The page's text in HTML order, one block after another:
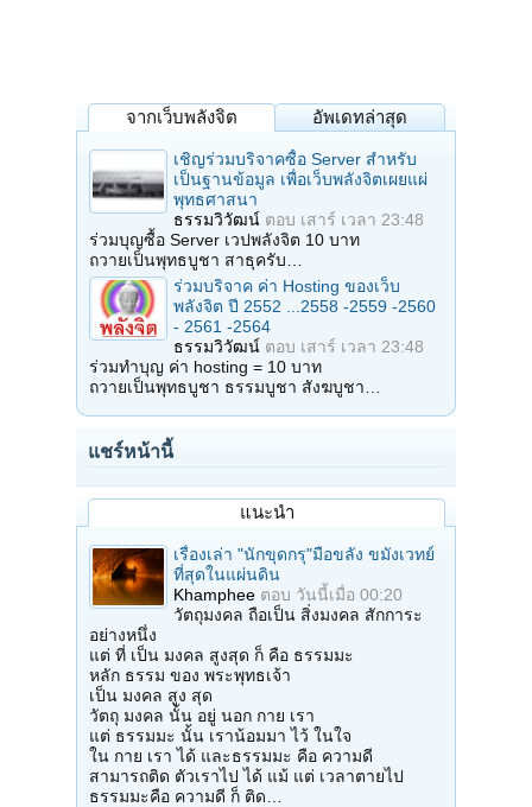
จากเว็บพลังจิต อัพเดทล่าสุด
เชิญร่วมบริจาคซื้อ Server สำหรับ
เป็นฐานข้อมูล เพื่อเว็บพลังจิตเผยแผ่
พุทธศาสนา
ธรรมวิวัฒน์ ตอบ เสาร์ เวลา 23:48
ร่วมบุญซื้อ Server เวปพลังจิต 10 บาท
ถวายเป็นพุทธบูชา สาธุครับ…
ร่วมบริจาค ค่า Hosting ของเว็บ
พลังจิต ปี 2552 ...2558 -2559 -2560
- 2561 -2564
ธรรมวิวัฒน์ ตอบ เสาร์ เวลา 23:48
ร่วมทำบุญ ค่า hosting = 10 บาท
ถวายเป็นพุทธบูชา ธรรมบูชา สังฆบูชา…
แชร์หน้านี้
แนะนำ
เรื่องเล่า "นักขุดกรุ"มือขลัง ขมังเวทย์
ที่สุดในแผ่นดิน
Khamphee ตอบ วันนี้เมื่อ 00:20
วัตถุมงคล ถือเป็น สิ่งมงคล สักการะ
อย่างหนึ่ง
แต่ ที่ เป็น มงคล สูงสุด ก็ คือ ธรรมมะ
หลัก ธรรม ของ พระพุทธเจ้า
เป็น มงคล สูง สุด
วัตถุ มงคล นั้น อยู่ นอก กาย เรา
แต่ ธรรมมะ นั้น เราน้อมมา ไว้ ในใจ
ใน กาย เรา ได้ และธรรมมะ คือ ความดี
สามารถติด ตัวเราไป ได้ แม้ แต่ เวลาตายไป
ธรรมมะคือ ความดี ก็ ติด…